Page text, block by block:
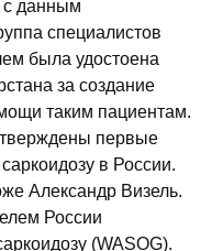
с данным
специалистов
была удостоена
за создание
таким пациентам.
первые
в России.
Александр Визель.
России
(WASOG).